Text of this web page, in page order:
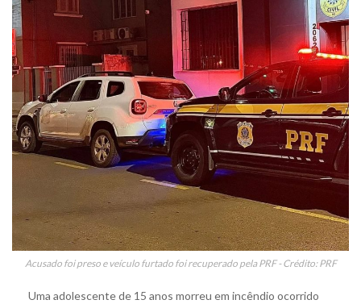
Acusado foi preso e veículo furtado foi recuperado pela PRF - Crédito: PRF
Uma adolescente de 15 anos morreu em incêndio ocorrido